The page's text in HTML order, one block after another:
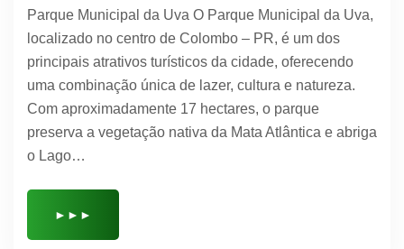
Parque Municipal da Uva O Parque Municipal da Uva,
localizado no centro de Colombo – PR, é um dos
principais atrativos turísticos da cidade, oferecendo
uma combinação única de lazer, cultura e natureza.
Com aproximadamente 17 hectares, o parque
preserva a vegetação nativa da Mata Atlântica e abriga
o Lago…
►►►